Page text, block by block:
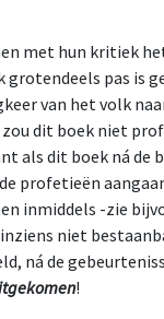
met hun kritiek
pas is
van het volk
zou dit boek niet
als dit boek ná de
profetieën
inmiddels -zie
niet
ná de
!